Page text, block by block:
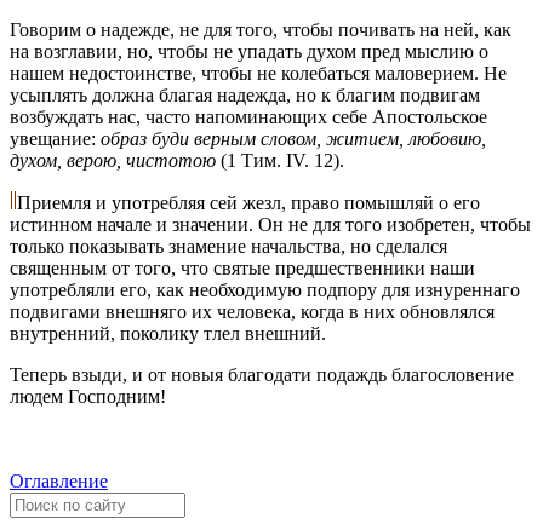
Говорим о надежде, не для того, чтобы почивать на ней, как
на возглавии, но, чтобы не упадать духом пред мыслию о
нашем недостоинстве, чтобы не колебаться маловерием. Не
усыплять должна благая надежда, но к благим подвигам
возбуждать нас, часто напоминающих себе Апостольское
увещание: образ буди верным словом, житием, любовию,
духом, верою, чистотою (1 Тим. IV. 12).
Приемля и употребляя сей жезл, право помышляй о его
истинном начале и значении. Он не для того изобретен, чтобы
только показывать знамение начальства, но сделался
священным от того, что святые предшественники наши
употребляли его, как необходимую подпору для изнуреннаго
подвигами внешняго их человека, когда в них обновлялся
внутренний, поколику тлел внешний.
Теперь взыди, и от новыя благодати подаждь благословение
людем Господним!
Оглавление